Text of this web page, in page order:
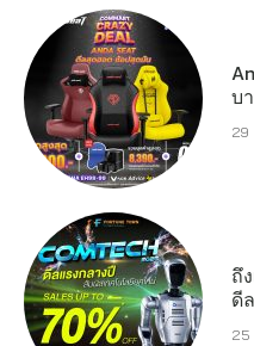
บ
เดื
ถึ
ดี
ล